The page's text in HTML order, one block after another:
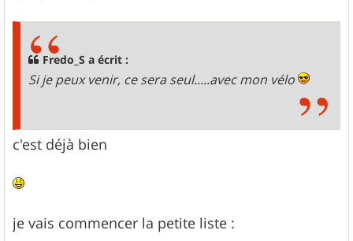
Fredo_S a écrit :
Si je peux venir, ce sera seul.....avec mon vélo
c'est déjà bien
je vais commencer la petite liste :